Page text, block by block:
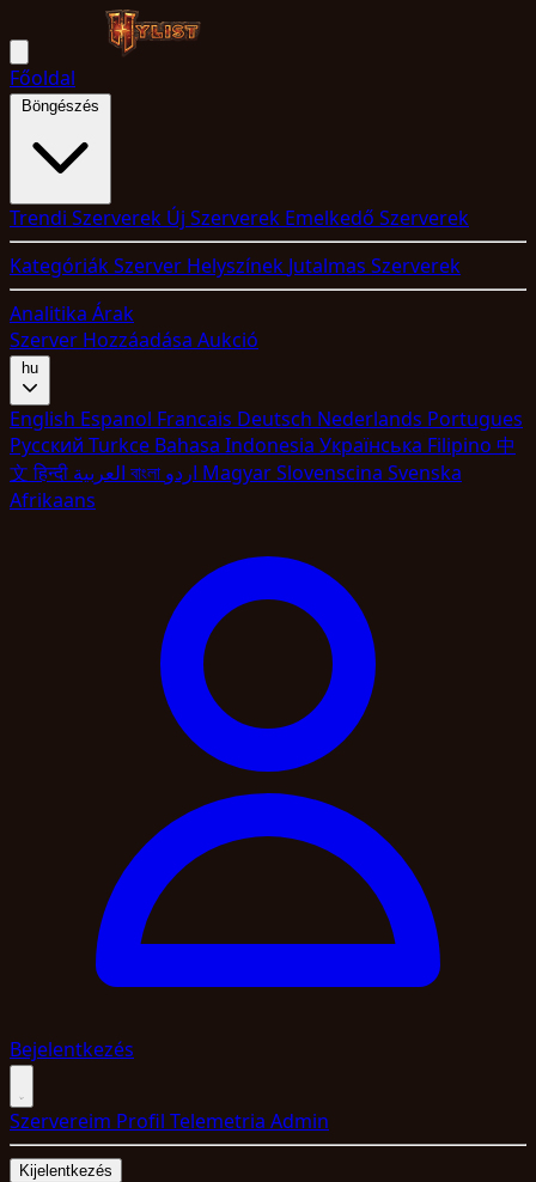
Főoldal
Trendi Szerverek Új Szerverek Emelkedő Szerverek
KategóriákSzerver Helyszínek Jutalmas Szerverek
Analitika Árak
Szerver Hozzáadása Aukció
hu
English Espanol Francais Deutsch Nederlands Portugues
Pyccкий Turkce Bahasa Indonesia Укpaїнcькa Filipino 中
文हिन्दी বাংলা MagyarSlovenscina Svenska
Afrikaans
Bejelentkezés
Szervereim Profil Telemetria Admin
Kijelentkezés